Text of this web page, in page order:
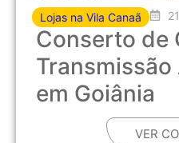
Lojas na Vila Canaã
Conserto de
em Goiânia
VER